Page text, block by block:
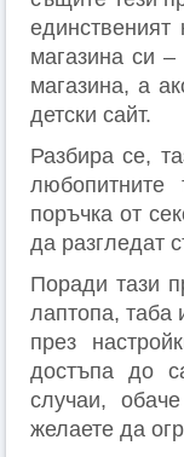
магазина си
магазина, а
детски сайт.
Разбира се,
поръчка от
да разгледат
Поради тази
лаптопа, таба
през
достъпа до
случаи,
желаете да